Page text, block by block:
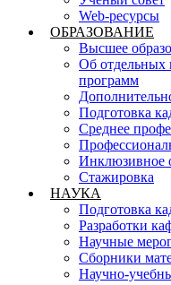
Web-ресурсы
ОБРАЗОВАНИЕ
Высшее
Об отдельных
программ
Подготовка
Среднее
Инклюзивное
Стажировка
НАУКА
Подготовка
Разработки
Научные
Сборники
Научно-